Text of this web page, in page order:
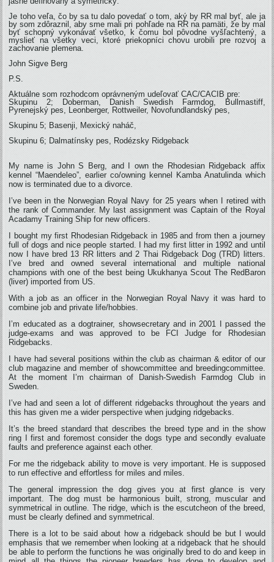
Je toho veľa, čo by sa tu dalo povedať o tom, aký by RR mal byť, ale ja
by som zdôraznil, aby sme mali pri pohľade na RR na pamäti, že by mal
byť schopný vykonávať všetko, k čomu bol pôvodne vyšľachtený, a
myslieť na všetky veci, ktoré priekopníci chovu urobili pre rozvoj a
zachovanie plemena.
John Sigve Berg
P.S.
Aktuálne som rozhodcom oprávneným udeľovať CAC/CACIB pre:
Skupinu 2; Doberman, Danish Swedish Farmdog, Bullmastiff,
Pyrenejský pes, Leonberger, Rottweiler, Novofundlandský pes,
Skupinu 5; Basenji, Mexický naháč,
Skupinu 6; Dalmatínsky pes, Rodézsky Ridgeback
My name is John S Berg, and I own the Rhodesian Ridgeback affix
kennel “Maendeleo”, earlier co/owning kennel Kamba Anatulinda which
now is terminated due to a divorce.
I’ve been in the Norwegian Royal Navy for 25 years when I retired with
the rank of Commander. My last assignment was Captain of the Royal
Acadamy Training Ship for new officers.
I bought my first Rhodesian Ridgeback in 1985 and from then a journey
full of dogs and nice people started. I had my first litter in 1992 and until
now I have bred 13 RR litters and 2 Thai Ridgeback Dog (TRD) litters.
I’ve bred and owned several international and multiple national
champions with one of the best being Ukukhanya Scout The RedBaron
(liver) imported from US.
With a job as an officer in the Norwegian Royal Navy it was hard to
combine job and private life/hobbies.
I’m educated as a dogtrainer, showsecretary and in 2001 I passed the
judge-exams and was approved to be FCI Judge for Rhodesian
Ridgebacks.
I have had several positions within the club as chairman & editor of our
club magazine and member of showcommittee and breedingcommittee.
At the moment I’m chairman of Danish-Swedish Farmdog Club in
Sweden.
I’ve had and seen a lot of different ridgebacks throughout the years and
this has given me a wider perspective when judging ridgebacks.
It’s the breed standard that describes the breed type and in the show
ring I first and foremost consider the dogs type and secondly evaluate
faults and preference against each other.
For me the ridgeback ability to move is very important. He is supposed
to run effective and effortless for miles and miles.
The general impression the dog gives you at first glance is very
important. The dog must be harmonious built, strong, muscular and
symmetrical in outline. The ridge, which is the escutcheon of the breed,
must be clearly defined and symmetrical.
There is a lot to be said about how a ridgeback should be but I would
emphasis that we remember when looking at a ridgeback that he should
be able to perform the functions he was originally bred to do and keep in